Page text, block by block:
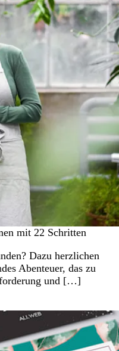
mit 22 Schritten
Dazu herzlichen
Abenteuer, das zu
und […]